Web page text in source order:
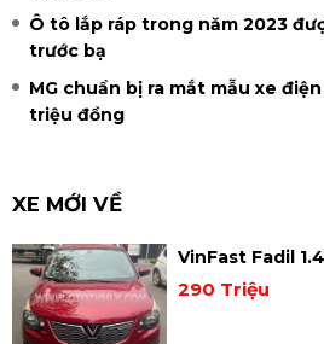
Ô tô lắp ráp trong năm 2023
trước bạ
MG chuẩn bị ra mắt mẫu xe
triệu đồng
XE MỚI VỀ
VinFast Fadil
290 Triệu